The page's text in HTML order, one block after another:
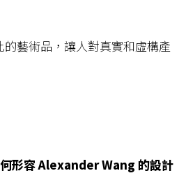
藝術品，讓人對真實和虛構產
形容 Alexander Wang 的設計